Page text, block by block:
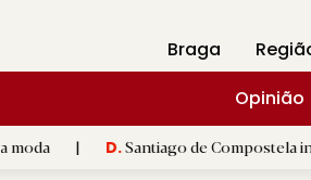
Braga
Opinião
D.Santiago de Compostela inaugura XVI